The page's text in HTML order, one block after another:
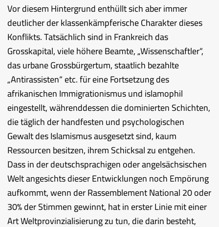
Vor diesem Hintergrund enthüllt sich aber immer
deutlicher der klassenkämpferische Charakter dieses
Konflikts. Tatsächlich sind in Frankreich das
Grosskapital, viele höhere Beamte, „Wissenschaftler“,
das urbane Grossbürgertum, staatlich bezahlte
„Antirassisten“ etc. für eine Fortsetzung des
afrikanischen Immigrationismus und islamophil
eingestellt, währenddessen die dominierten Schichten,
die täglich der handfesten und psychologischen
Gewalt des Islamismus ausgesetzt sind, kaum
Ressourcen besitzen, ihrem Schicksal zu entgehen.
Dass in der deutschsprachigen oder angelsächsischen
Welt angesichts dieser Entwicklungen noch Empörung
aufkommt, wenn der Rassemblement National 20 oder
30% der Stimmen gewinnt, hat in erster Linie mit einer
Art Weltprovinzialisierung zu tun, die darin besteht,